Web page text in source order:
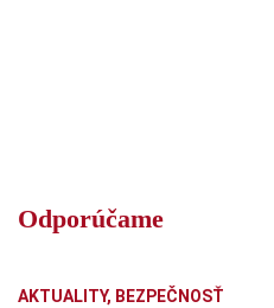
Odporúčame
AKTUALITY, BEZPEČNOSŤ